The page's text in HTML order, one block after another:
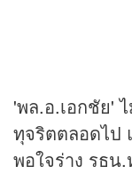
'พล.อ.เอกชัย'
ทุจริตตลอดไป
พอใจร่าง รธน